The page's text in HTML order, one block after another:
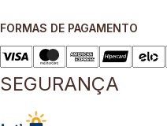
FORMAS DE PAGAMENTO
SEGURANÇA